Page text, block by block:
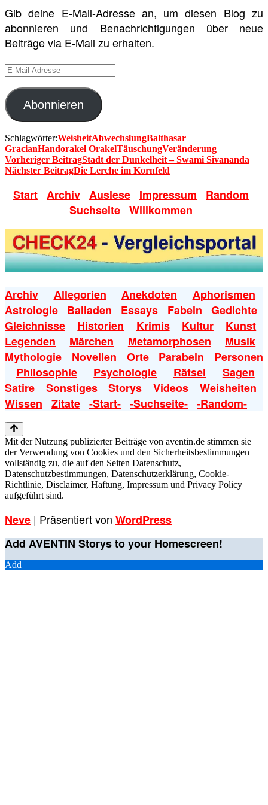
Gib deine E-Mail-Adresse an, um diesen Blog zu
abonnieren und Benachrichtigungen über neue
Beiträge via E-Mail zu erhalten.
E-
AdresseAbonnieren
Schlagwörter:WeisheitAbwechslungBalthasar
GracianHandorakel OrakelTäuschungVeränderung
Vorheriger BeitragStadt der Dunkelheit – Swami Sivananda
Nächster BeitragDie Lerche im Kornfeld
Start Archiv Auslese Impressum
Random
Suchseite Willkommen
Archiv Allegorien Anekdoten
Aphorismen
Astrologie
Balladen Essays Fabeln
Gedichte
Gleichnisse
Historien Krimis Kultur
Kunst
Legenden
Märchen Metamorphosen
Musik
Mythologie
Novellen Orte Parabeln
Personen
Philosophie
Psychologie Rätsel
Sagen
Satire
Sonstiges Storys Videos
Weisheiten
Wissen
Zitate -Start- -Suchseite- -Random-
Mit der Nutzung publizierter Beiträge von aventin.de stimmen sie
der Verwendung von Cookies und den Sicherheitsbestimmungen
vollständig zu, die auf den Seiten Datenschutz,
Datenschutzbestimmungen, Datenschutzerklärung, Cookie-
Richtlinie, Disclaimer, Haftung, Impressum und Privacy Policy
aufgeführt sind.
Neve | Präsentiert von WordPress
Add AVENTIN Storys to your Homescreen!
Add